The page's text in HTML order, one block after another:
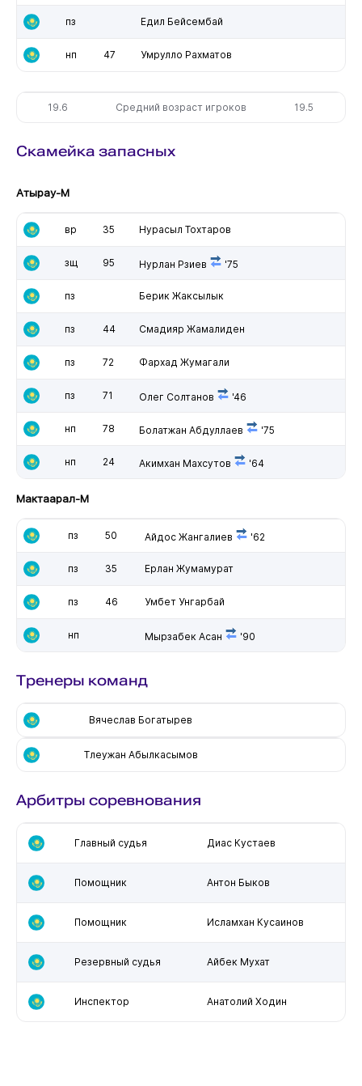
пз Едил Бейсембай
нп 47 Умрулло Рахматов
19.6 Средний возраст игроков 19.5
Скамейка запасных
Атырау-М
вр 35 Нурасыл Тохтаров
зщ 95 Нурлан Рзиев '75
пз Берик Жаксылык
пз 44 Смадияр Жамалиден
пз 72 Фархад Жумагали
пз 71 Олег Солтанов '46
нп 78 Болатжан Абдуллаев '75
нп 24 Акимхан Махсутов '64
Мактаарал-М
пз 50 Айдос Жангалиев '62
пз 35 Ерлан Жумамурат
пз 46 Умбет Унгарбай
нп Мырзабек Асан '90
Тренеры команд
Вячеслав Богатырев
Тлеужан Абылкасымов
Арбитры соревнования
Главный судья Диас Кустаев
Помощник Антон Быков
Помощник Исламхан Кусаинов
Резервный судья Айбек Мухат
Инспектор Анатолий Ходин